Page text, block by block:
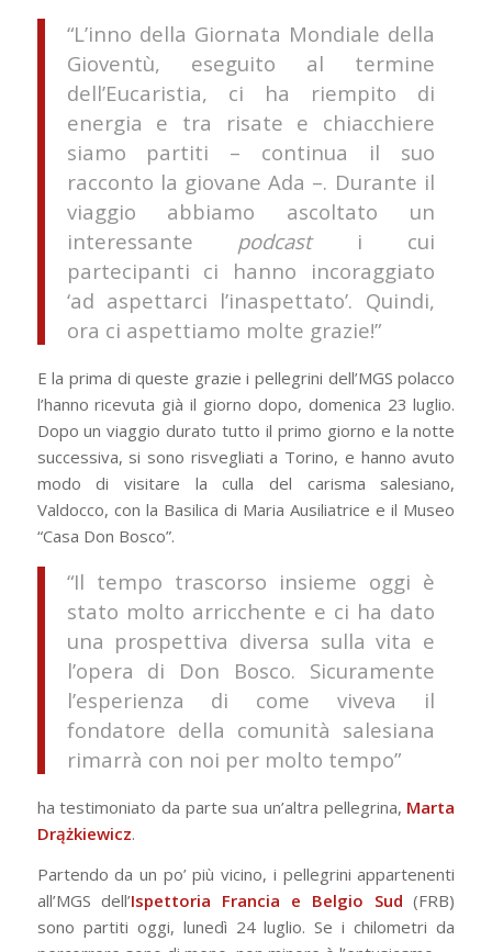
“L’inno della Giornata Mondiale della
Gioventù, eseguito al termine
dell’Eucaristia, ci ha riempito di
energia e tra risate e chiacchiere
siamo partiti – continua il suo
racconto la giovane Ada –. Durante il
viaggio abbiamo ascoltato un
interessante podcasti cui
partecipanti ci hanno incoraggiato
‘ad aspettarci l’inaspettato’. Quindi,
ora ci aspettiamo molte grazie!”
E la prima di queste grazie i pellegrini dell’MGS polacco
l’hanno ricevuta già il giorno dopo, domenica 23 luglio.
Dopo un viaggio durato tutto il primo giorno e la notte
successiva, si sono risvegliati a Torino, e hanno avuto
modo di visitare la culla del carisma salesiano,
Valdocco, con la Basilica di Maria Ausiliatrice e il Museo
“Casa Don Bosco”.
“Il tempo trascorso insieme oggi è
stato molto arricchente e ci ha dato
una prospettiva diversa sulla vita e
l’opera di Don Bosco. Sicuramente
l’esperienza di come viveva il
fondatore della comunità salesiana
rimarrà con noi per molto tempo”
ha testimoniato da parte sua un’altra pellegrina, Marta
Drążkiewicz.
Partendo da un po’ più vicino, i pellegrini appartenenti
all’MGS dell’Ispettoria Francia e Belgio Sud (FRB)
sono partiti oggi, lunedì 24 luglio. Se i chilometri da